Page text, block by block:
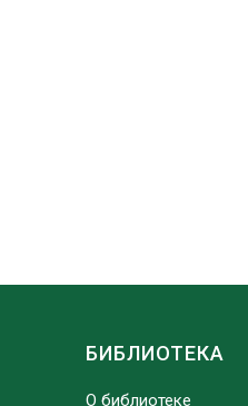
БИБЛИОТЕКА
О библиотеке